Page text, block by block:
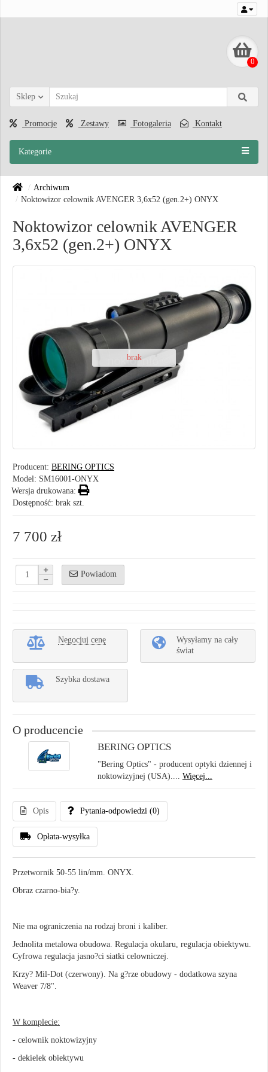
0
Sklep
Promocje Zestawy Fotogaleria Kontakt
Kategorie
Archiwum
Noktowizor celownik AVENGER 3,6x52 (gen.2+) ONYX
Noktowizor celownik AVENGER
3,6x52 (gen.2+) ONYX
brak
Producent: BERING OPTICS
Model: SM16001-ONYX
Wersja drukowana:
Dostępność: brak szt.
7 700 zł
Powiadom
Negocjuj cenę
Wysyłamy na cały
świat
Szybka dostawa
O producencie
BERING OPTICS
"Bering Optics" - producent optyki dziennej i
noktowizyjnej (USA).... Więcej...
Opis Pytania-odpowiedzi (0)
Opłata-wysyłka
Przetwornik 50-55 lin/mm. ONYX.
Obraz czarno-bia?y.
Nie ma ograniczenia na rodzaj broni i kaliber.
Jednolita metalowa obudowa. Regulacja okularu, regulacja obiektywu.
Cyfrowa regulacja jasno?ci siatki celowniczej.
Krzy? Mil-Dot (czerwony). Na g?rze obudowy - dodatkowa szyna
Weaver 7/8".
W komplecie:
- celownik noktowizyjny
- dekielek obiektywu